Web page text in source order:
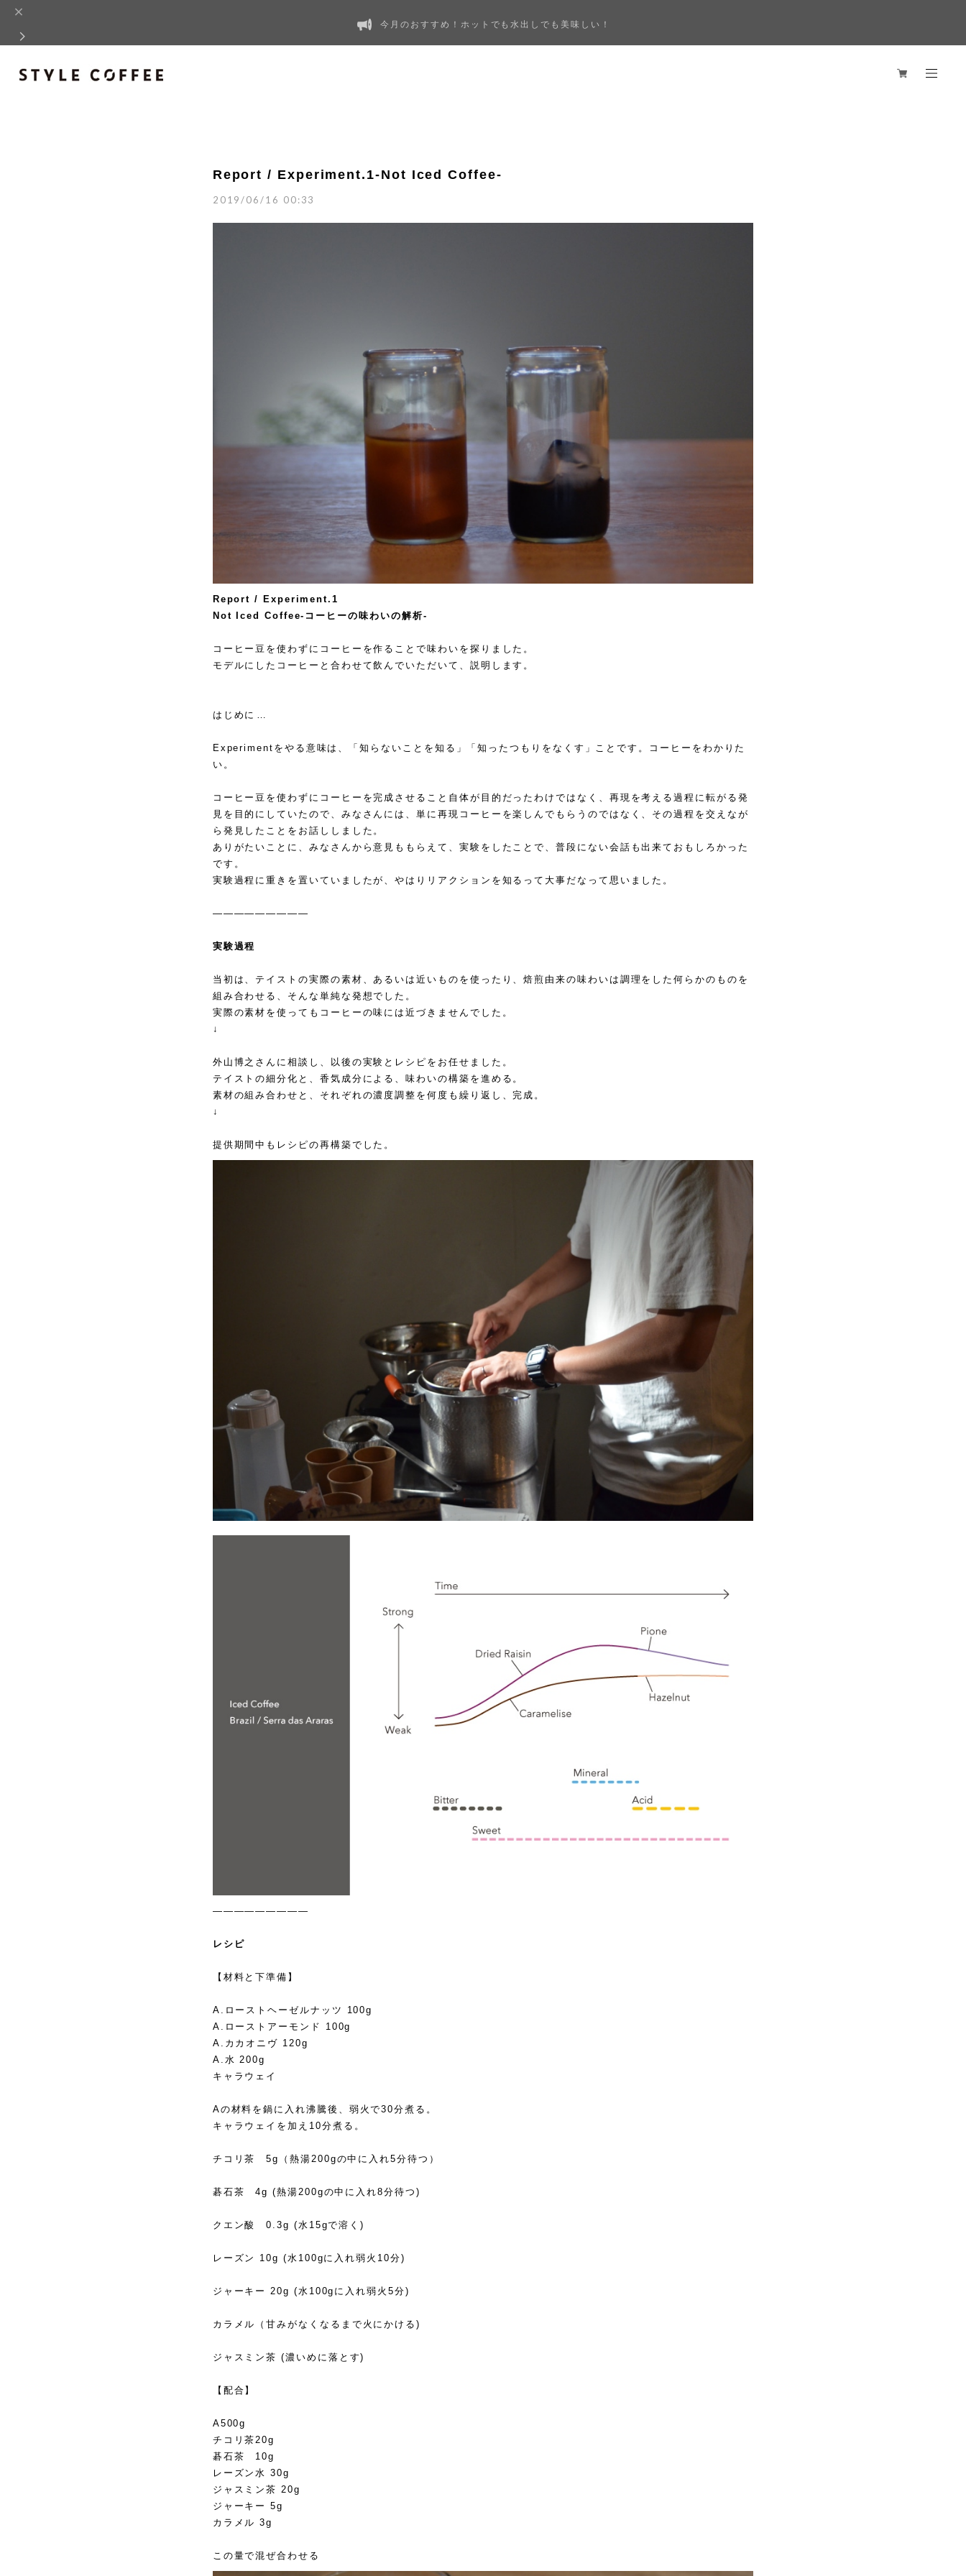
今月のおすすめ！ホットでも水出しでも美味しい！
Report / Experiment.1-Not Iced Coffee-
2019/06/16 00:33
Report / Experiment.1
Not Iced Coffee-コーヒーの味わいの解析-
コーヒー豆を使わずにコーヒーを作ることで味わいを探りました。
モデルにしたコーヒーと合わせて飲んでいただいて、説明します。
はじめに…
Experimentをやる意味は、「知らないことを知る」「知ったつもりをなくす」ことです。コーヒーをわかりた
い。
コーヒー豆を使わずにコーヒーを完成させること自体が目的だったわけではなく、再現を考える過程に転がる発
見を目的にしていたので、みなさんには、単に再現コーヒーを楽しんでもらうのではなく、その過程を交えなが
ら発見したことをお話ししました。
ありがたいことに、みなさんから意見ももらえて、実験をしたことで、普段にない会話も出来ておもしろかった
です。
実験過程に重きを置いていましたが、やはりリアクションを知るって大事だなって思いました。
—————————
実験過程
当初は、テイストの実際の素材、あるいは近いものを使ったり、焙煎由来の味わいは調理をした何らかのものを
組み合わせる、そんな単純な発想でした。
実際の素材を使ってもコーヒーの味には近づきませんでした。
↓
外山博之さんに相談し、以後の実験とレシピをお任せました。
テイストの細分化と、香気成分による、味わいの構築を進める。
素材の組み合わせと、それぞれの濃度調整を何度も繰り返し、完成。
↓
提供期間中もレシピの再構築でした。
—————————
レシピ
【材料と下準備】
A.ローストヘーゼルナッツ 100g
A.ローストアーモンド 100g
A.カカオニヴ 120g
A.水 200g
キャラウェイ
Aの材料を鍋に入れ沸騰後、弱火で30分煮る。
キャラウェイを加え10分煮る。
チコリ茶 5g（熱湯200gの中に入れ5分待つ）
碁石茶 4g (熱湯200gの中に入れ8分待つ)
クエン酸 0.3g (水15gで溶く)
レーズン 10g (水100gに入れ弱火10分)
ジャーキー 20g (水100gに入れ弱火5分)
カラメル（甘みがなくなるまで火にかける)
ジャスミン茶 (濃いめに落とす)
【配合】
A500g
チコリ茶20g
碁石茶 10g
レーズン水 30g
ジャスミン茶 20g
ジャーキー 5g
カラメル 3g
この量で混ぜ合わせる